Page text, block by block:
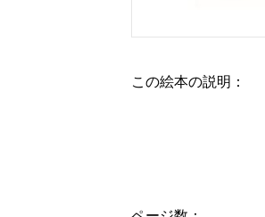
この絵本の説明：